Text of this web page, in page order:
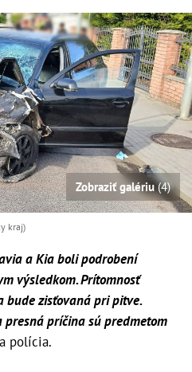
Zobraziť galériu(4)
kraj )
a Kia boli podrobení
výsledkom. Prítomnosť
bude zisťovaná pri pitve.
presná príčina sú predmetom
polícia.